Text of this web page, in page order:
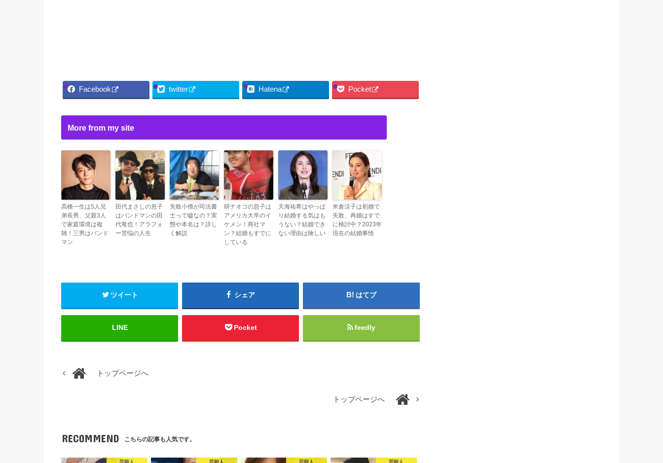
Facebook twitter Hatena Pocket
More from my site
高橋一生は5人兄
弟長男、父親3人
で家庭環境は複
雑！三男はバンド
マン
田代まさしの息子
はバンドマンの田
代竜也！アラフォ
ー苦悩の人生
失敗小僧が司法書
士って嘘なの？実
態や本名は？詳し
く解説
研ナオコの息子は
アメリカ大卒のイ
ケメン！商社マ
ン？結婚もすでに
している
天海祐希はやっぱ
り結婚する気はも
うない？結婚でき
ない理由は険しい
米倉涼子は初婚で
失敗、再婚はすで
に検討中？2023年
現在の結婚事情
ツイート シェア はてブ
LINE Pocket feedly
トップページへ
トップページへ
RECOMMEND こちらの記事も人気です。
芸能人 芸能人 芸能人 芸能人